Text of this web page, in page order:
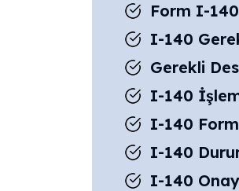
Form I-
I-140
Gerekli
I-140
I-140
I-140
I-140